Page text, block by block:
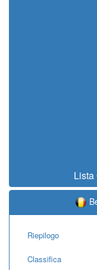
Riepilogo
Classifica